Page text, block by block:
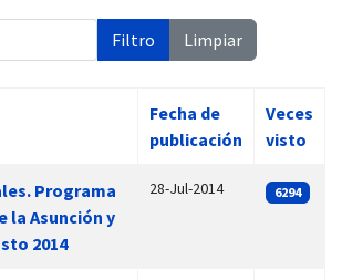
Filtro Limpiar
Fecha de
publicación
Veces
visto
Programa
la Asunción y
2014
28-Jul-2014 6294